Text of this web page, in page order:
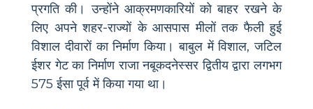
प्रगति की। उन्होंने आक्रमणकारियों को बाहर रखने के
लिए अपने शहर-राज्यों के आसपास मीलों तक फैली हुई
विशाल दीवारों का निर्माण किया। बाबुल में विशाल, जटिल
ईशर गेट का निर्माण राजा नबूकदनेस्सर द्वितीय द्वारा लगभग
575 ईसा पूर्व में किया गया था।